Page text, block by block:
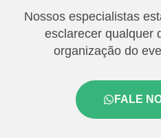
Nossos especialistas
esclarecer qualquer
organização do
FALE